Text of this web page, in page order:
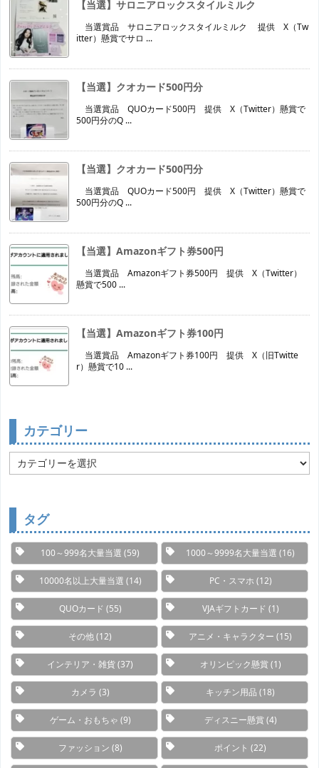
【当選】サロニアロックスタイルミルク
当選賞品 サロニアロックスタイルミルク 提供 X（Tw
itter）懸賞でサロ ...
【当選】クオカード500円分
当選賞品 QUOカード500円 提供 X（Twitter）懸賞で
500円分のQ ...
【当選】クオカード500円分
当選賞品 QUOカード500円 提供 X（Twitter）懸賞で
500円分のQ ...
【当選】Amazonギフト券500円
当選賞品 Amazonギフト券500円 提供 X（Twitter）
懸賞で500 ...
【当選】Amazonギフト券100円
当選賞品 Amazonギフト券100円 提供 X（旧Twitte
r）懸賞で10 ...
カテゴリー
テ
タグ
100～999名大量当選 (59) 1000～9999名大量当選 (16)
10000名以上大量当選 (14) PC・スマホ (12)
QUOカード (55) VJAギフトカード (1)
その他(12) アニメ・キャラクター (15)
インテリア・雑貨(37) オリンピック懸賞(1)
カメラ (3) キッチン用品 (18)
ゲーム・おもちゃ (9) ディスニー懸賞(4)
ファッション (8) ポイント (22)